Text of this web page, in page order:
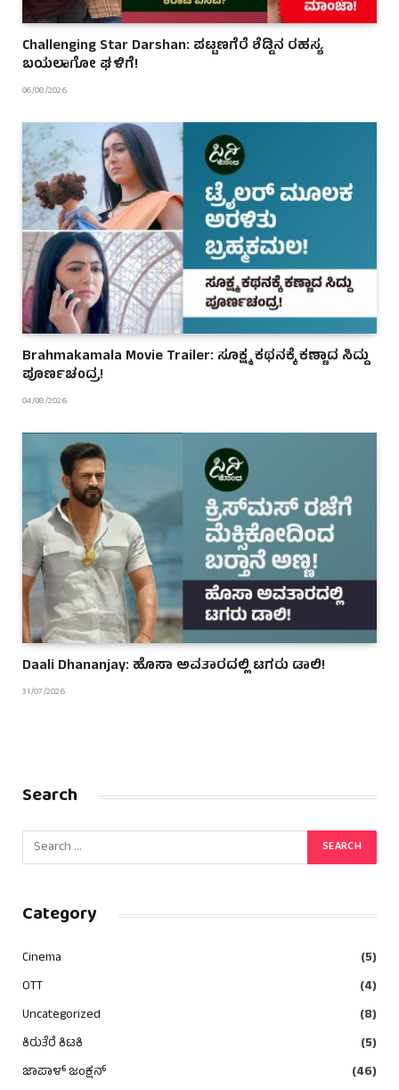
Challenging Star Darshan: ಪಟ್ಟಣಗೆರೆ ಶೆಡ್ಡಿನ ರಹಸ್ಯ
ಬಯಲಾಗೋ ಘಳಿಗೆ!
06/08/2026
Brahmakamala Movie Trailer: ಸೂಕ್ಷ್ಮ ಕಥನಕ್ಕೆ ಕಣ್ಣಾದ ಸಿದ್ದು
ಪೂರ್ಣಚಂದ್ರ!
04/08/2026
Daali Dhananjay: ಹೊಸಾ ಅವತಾರದಲ್ಲಿ ಟಗರು ಡಾಲಿ!
31/07/2026
Search
Category
Cinema
(5)
OTT
(4)
Uncategorized
(8)
ಕಿರುತೆರೆ ಕಿಟಕಿ
(5)
ಜಾಪಾಳ್ ಜಂಕ್ಷನ್
(46)